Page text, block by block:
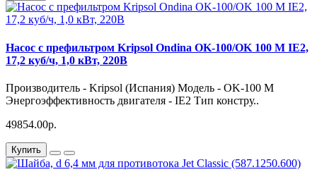
Насос с префильтром Kripsol Ondina OK-100/OK 100 M IE2,
17,2 куб/ч, 1,0 кВт, 220В
Производитель - Kripsol (Испания) Модель - OK-100 M
Энергоэффективность двигателя - IE2 Тип констру..
49854.00р.
Купить